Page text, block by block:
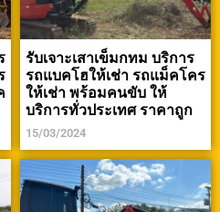
รับเจาะเสาเข็มกทม บริการ
รถแบคโฮให้เช่า รถแม็คโคร
ให้เช่า พร้อมคนขับ ให้
บริการทั่วประเทศ ราคาถูก
15/03/2024